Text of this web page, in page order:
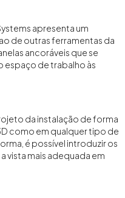
apresenta um
de outras ferramentas da
ancoráveis que se
espaço de trabalho às
da instalação de forma
como em qualquer tipo de
é possível introduzir os
vista mais adequada em